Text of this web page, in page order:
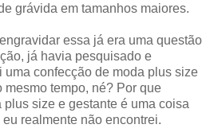
grávida em tamanhos maiores.
essa já era uma questão
já havia pesquisado e
confecção de moda plus size
mesmo tempo, né? Por que
size e gestante é uma coisa
realmente não encontrei.